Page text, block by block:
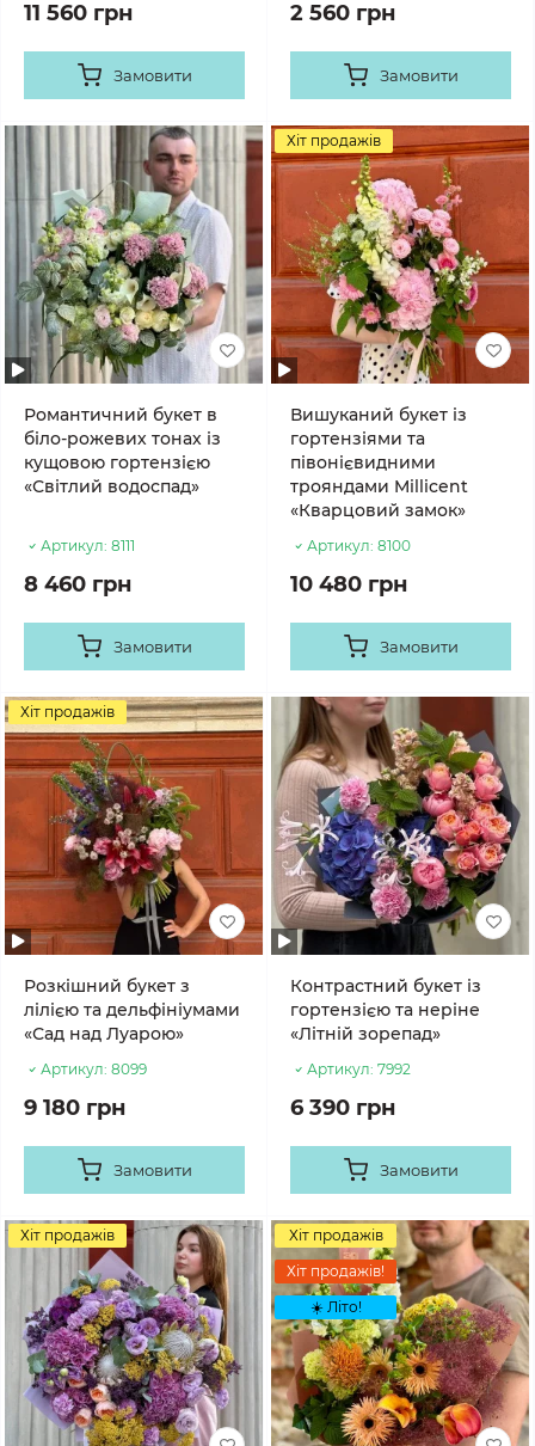
11 560 грн
Замовити
2 560 грн
Замовити
Романтичний букет в
біло-рожевих тонах із
кущовою гортензією
«Світлий водоспад»
Артикул: 8111
8 460 грн
Замовити
Хіт продажів
Вишуканий букет із
гортензіями та
півонієвидними
трояндами Millicent
«Кварцовий замок»
Артикул: 8100
10 480 грн
Замовити
Хіт продажів
Розкішний букет з
лілією та дельфініумами
«Сад над Луарою»
Артикул: 8099
9 180 грн
Замовити
Контрастний букет із
гортензією та неріне
«Літній зорепад»
Артикул: 7992
6 390 грн
Замовити
Хіт продажів
Хіт продажів
Хіт продажів!
☀️ Літо!